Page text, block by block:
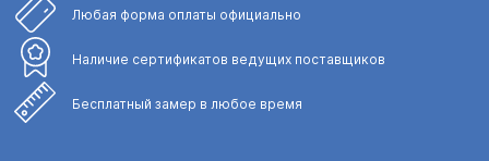
Любая форма оплаты официально
Наличие сертификатов ведущих поставщиков
Бесплатный замер в любое время